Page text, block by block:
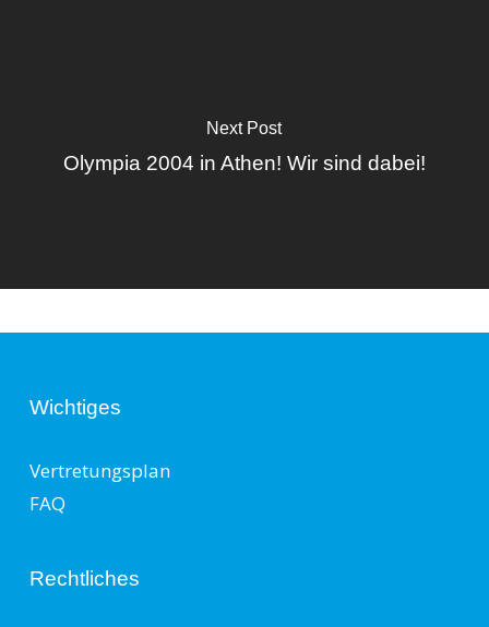
Next Post
Olympia 2004 in Athen! Wir sind dabei!
Wichtiges
Vertretungsplan
FAQ
Rechtliches